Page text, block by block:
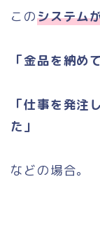
このシステム
「金品を納め
「仕事を発注
た」
などの場合。